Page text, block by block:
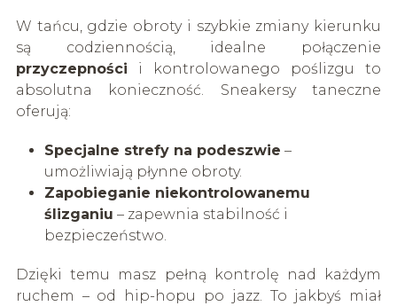
W tańcu, gdzie obroty i szybkie zmiany kierunku
są codziennością, idealne połączenie
przyczepności i kontrolowanego poślizgu to
absolutna konieczność. Sneakersy taneczne
oferują:
Specjalne strefy na podeszwie –
umożliwiają płynne obroty.
Zapobieganie niekontrolowanemu
ślizganiu – zapewnia stabilność i
bezpieczeństwo.
Dzięki temu masz pełną kontrolę nad każdym
ruchem – od hip-hopu po jazz. To jakbyś miał